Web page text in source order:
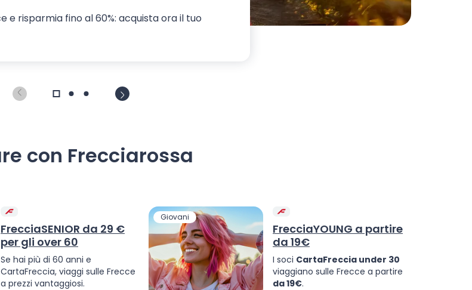
e risparmia fino al 60%: acquista ora il tuo
con Frecciarossa
FrecciaSENIOR da 29 €
per gli over 60
Se hai più di 60 anni e
CartaFreccia, viaggi sulle Frecce
a prezzi vantaggiosi.
Giovani
FrecciaYOUNG a partire
da 19€
I soci CartaFreccia under 30
viaggiano sulle Frecce a partire
da 19€.